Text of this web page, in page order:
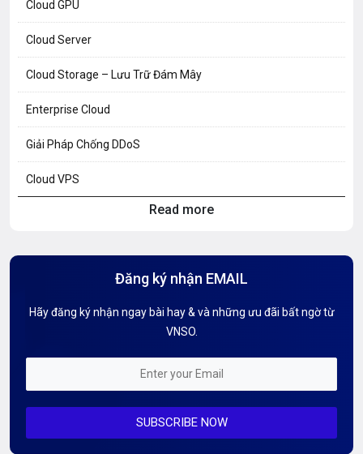
Cloud GPU
Cloud Server
Cloud Storage – Lưu Trữ Đám Mây
Enterprise Cloud
Giải Pháp Chống DDoS
Cloud VPS
Hướng dẫn Tên miền
Kiến thức AI
Mỗi tuần 01 Server
Read more
Đăng ký nhận EMAIL
Hãy đăng ký nhận ngay bài hay & và những ưu đãi bất ngờ từ
VNSO.
SUBSCRIBE NOW